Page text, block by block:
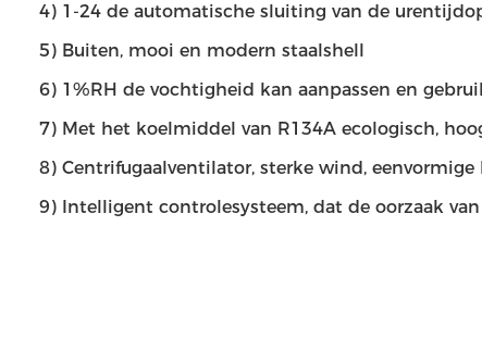
4) 1-24 de automatische sluiting van de
5) Buiten, mooi en modern staalshell
6) 1%RH de vochtigheid kan aanpassen en
7) Met het koelmiddel van R134A ecologisch,
8) Centrifugaalventilator, sterke wind,
9) Intelligent controlesysteem, dat de oorzaak